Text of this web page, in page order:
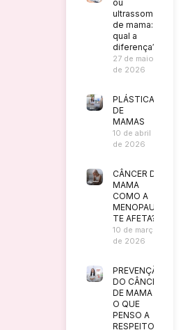
ou
ultrassom
de mama:
qual a
diferença?
27 de maio
de 2026
PLÁSTICA
DE
MAMAS
10 de abril
de 2026
CÂNCER DE
MAMA
COMO A
MENOPAUSA
TE AFETA?
10 de março
de 2026
PREVENÇÃO
DO CÂNCER
DE MAMA |
O QUE
PENSO A
RESPEITO?